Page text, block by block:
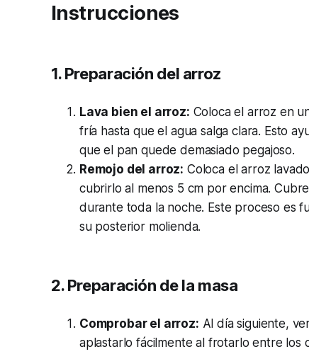
Instrucciones
1. Preparación del arroz
Lava bien el arroz: Coloca el arroz en
fría hasta que el agua salga clara. Esto
que el pan quede demasiado pegajoso.
Remojo del arroz: Coloca el arroz
cubrirlo al menos 5 cm por encima.
durante toda la noche. Este proceso es
su posterior molienda.
2. Preparación de la masa
Comprobar el arroz: Al día siguiente,
aplastarlo fácilmente al frotarlo entre los